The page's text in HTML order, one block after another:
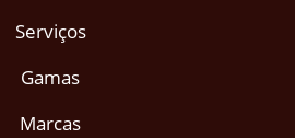
Serviços
Gamas
Marcas